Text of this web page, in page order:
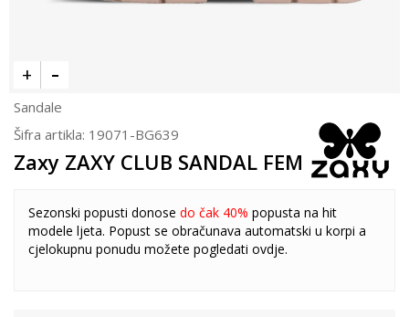
Sandale
Šifra artikla: 19071-BG639
Zaxy ZAXY CLUB SANDAL FEM
Sezonski popusti donose do čak 40% popusta na hit
modele ljeta. Popust se obračunava automatski u korpi a
cjelokupnu ponudu možete pogledati ovdje.